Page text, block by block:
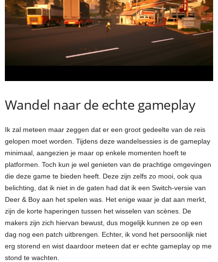
Wandel naar de echte gameplay
Ik zal meteen maar zeggen dat er een groot gedeelte van de reis
gelopen moet worden. Tijdens deze wandelsessies is de gameplay
minimaal, aangezien je maar op enkele momenten hoeft te
platformen. Toch kun je wel genieten van de prachtige omgevingen
die deze game te bieden heeft. Deze zijn zelfs zo mooi, ook qua
belichting, dat ik niet in de gaten had dat ik een Switch-versie van
Deer & Boy aan het spelen was. Het enige waar je dat aan merkt,
zijn de korte haperingen tussen het wisselen van scènes. De
makers zijn zich hiervan bewust, dus mogelijk kunnen ze op een
dag nog een patch uitbrengen. Echter, ik vond het persoonlijk niet
erg storend en wist daardoor meteen dat er echte gameplay op me
stond te wachten.